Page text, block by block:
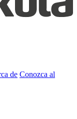
de Conozca al